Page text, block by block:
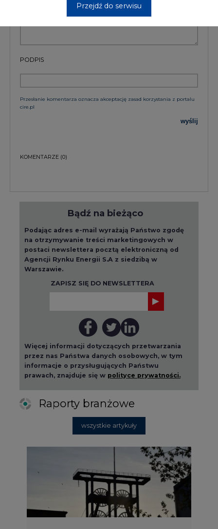
Przejdź do serwisu
PODPIS
Przesłanie komentarza oznacza akceptację zasad korzystania z portalu
cire.pl
wyślij
KOMENTARZE (0)
Bądź na bieżąco
Podając adres e-mail wyrażają Państwo zgodę
na otrzymywanie treści marketingowych w
postaci newslettera pocztą elektroniczną od
Agencji Rynku Energii S.A z siedzibą w
Warszawie.
ZAPISZ SIĘ DO NEWSLETTERA
Więcej informacji dotyczących przetwarzania
przez nas Państwa danych osobowych, w tym
informacje o przysługujących Państwu
prawach, znajduje się w polityce prywatności.
Raporty branżowe
wszystkie artykuły